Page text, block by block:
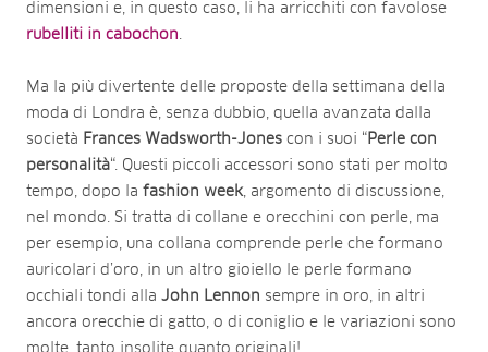
dimensioni e, in questo caso, li ha arricchiti con favolose
rubelliti in cabochon.
Ma la più divertente delle proposte della settimana della
moda di Londra è, senza dubbio, quella avanzata dalla
società Frances Wadsworth-Jones con i suoi “ Perle con
personalità“. Questi piccoli accessori sono stati per molto
tempo, dopo la fashion week, argomento di discussione,
nel mondo. Si tratta di collane e orecchini con perle, ma
per esempio, una collana comprende perle che formano
auricolari d’oro, in un altro gioiello le perle formano
occhiali tondi alla John Lennon sempre in oro, in altri
ancora orecchie di gatto, o di coniglio e le variazioni sono